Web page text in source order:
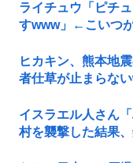
ライチュウ「ピチ
すwww」←こいつ
ヒカキン、熊本地
者仕草が止まらな
イスラエル人さん
村を襲撃した結果